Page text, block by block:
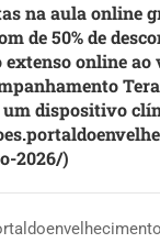
na aula online
de50% de
online ao
dispositivo
2026/)